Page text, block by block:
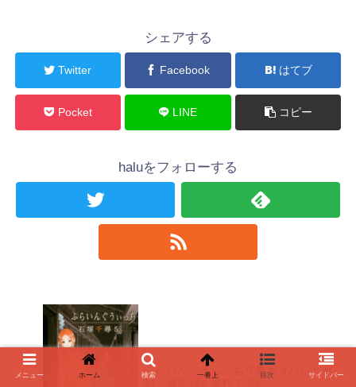
シェアする
Twitter Facebook はてブ
Pocket LINE コピー
haluをフォローする
ふらいんぐうぃっち５巻ネタバレと感
メニュー ホーム 検索 一番上 目次 サイドバー